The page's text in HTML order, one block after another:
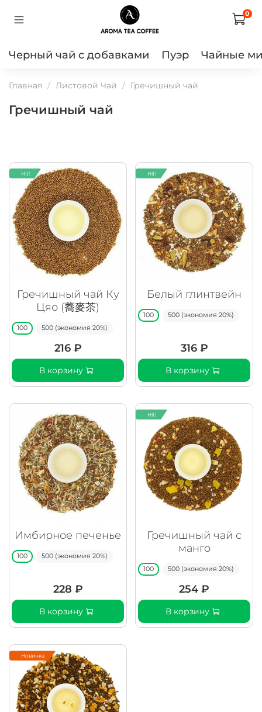
0
Черный чай с добавками Пуэр Чайные
Главная Листовой Чай Гречишный чай
Гречишный чай
Hit!
Гречишный чай Ку
Цяо (蕎麥茶)
100 500 (экономия 20%)
216 ₽
В корзину
Hit!
Белый глинтвейн
100 500 (экономия 20%)
316 ₽
В корзину
Имбирное печенье
100 500 (экономия 20%)
228 ₽
В корзину
Hit!
Гречишный чай с
манго
100 500 (экономия 20%)
254 ₽
В корзину
Новинка